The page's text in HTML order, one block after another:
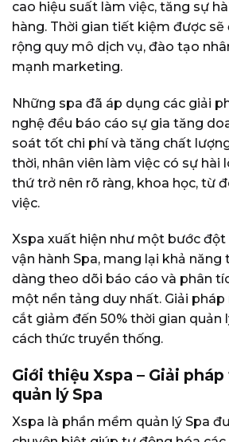
cao hiệu suất làm việc, tăng sự
hàng. Thời gian tiết kiệm được
rộng quy mô dịch vụ, đào tạo
mạnh marketing.
Những spa đã áp dụng các giải
nghệ đều báo cáo sự gia tăng
soát tốt chi phí và tăng chất
thời, nhân viên làm việc có sự hài
thứ trở nên rõ ràng, khoa học, từ
việc.
Xspa xuất hiện như một bước
vận hành Spa, mang lại khả năng
dàng theo dõi báo cáo và phân
một nền tảng duy nhất. Giải pháp
cắt giảm đến 50% thời gian quản
cách thức truyền thống.
Giới thiệu Xspa – Giải
quản lý Spa
Xspa là phần mềm quản lý Spa